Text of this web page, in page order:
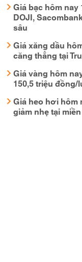
Giá bạc hôm nay
DOJI,
sâu
Giá xăng dầu
căng thẳng tại
Giá vàng hôm
150,5 triệu
Giá heo hơi hôm
giảm nhẹ tại